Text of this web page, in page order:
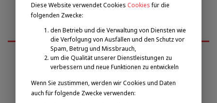
Diese Website verwendet Cookies Cookies für die
folgenden Zwecke:
den Betrieb und die Verwaltung von Diensten wie
die Verfolgung von Ausfällen und den Schutz vor
Spam, Betrug und Missbrauch,
um die Qualität unserer Dienstleistungen zu
verbessern und neue Funktionen zu entwickeln
Wenn Sie zustimmen, werden wir Cookies und Daten
auch für folgende Zwecke verwenden: